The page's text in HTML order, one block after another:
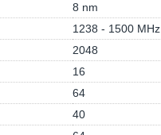
8 nm
1238 - 1500 MHz
2048
16
64
40